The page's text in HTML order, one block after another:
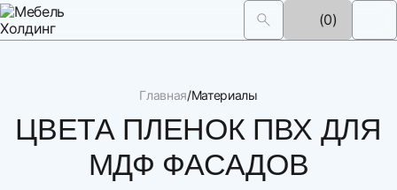
(0)
Главная Материалы
ЦВЕТА ПЛЕНОК ПВХ ДЛЯ
МДФ ФАСАДОВ